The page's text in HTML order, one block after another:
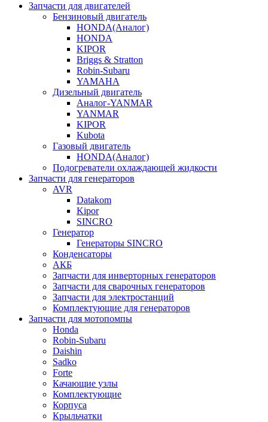
Запчасти для двигателей
Бензиновый двигатель
HONDA(Aналог)
HONDA
KIPOR
Briggs & Stratton
Robin-Subaru
YAMAHA
Дизельный двигатель
Аналог-YANMAR
YANMAR
KIPOR
Kubota
Газовый двигатель
HONDA(Aналог)
Подогреватели охлаждающей жидкости
Запчасти для генераторов
AVR
Datakom
Kipor
SINCRO
Генератор
Генераторы SINCRO
Конденсаторы
АКБ
Запчасти для инверторных генераторов
Запчасти для сварочных генераторов
Запчасти для электростанций
Комплектующие для генераторов
Запчасти для мотопомпы
Honda
Robin-Subaru
Daishin
Sadko
Forte
Качающие узлы
Комплектующие
Корпуса
Крыльчатки